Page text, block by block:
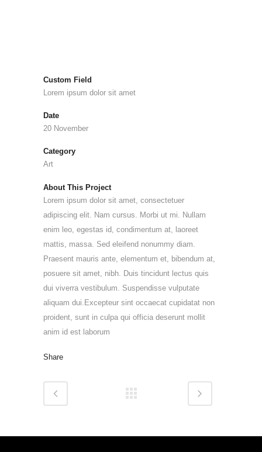
Custom Field
Lorem ipsum dolor sit amet
Date
20 November
Category
Art
About This Project
Lorem ipsum dolor sit amet, consectetuer
adipiscing elit. Nam cursus. Morbi ut mi. Nullam
enim leo, egestas id, condimentum at, laoreet
mattis, massa. Sed eleifend nonummy diam.
Praesent mauris ante, elementum et, bibendum at,
posuere sit amet, nibh. Duis tincidunt lectus quis
dui viverra vestibulum. Suspendisse vulputate
aliquam dui.Excepteur sint occaecat cupidatat non
proident, sunt in culpa qui officia deserunt mollit
anim id est laborum
Share